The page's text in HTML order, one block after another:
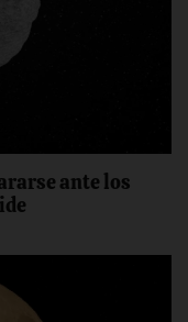
ante los